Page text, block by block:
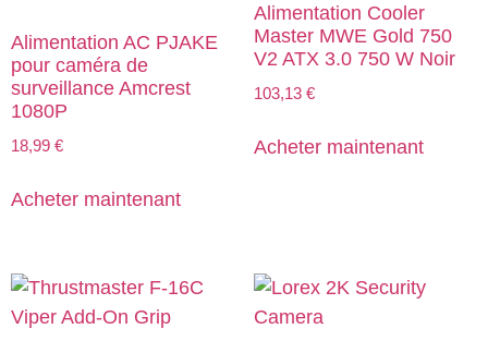
Alimentation AC PJAKE
pour caméra de
surveillance Amcrest
1080P
18,99 €
Acheter maintenant
Alimentation Cooler
Master MWE Gold 750
V2 ATX 3.0 750 W Noir
103,13 €
Acheter maintenant